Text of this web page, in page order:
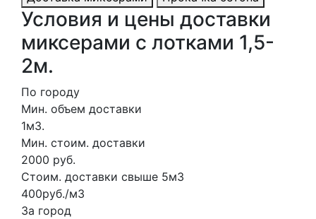
Условия и цены доставки
миксерами с лотками 1,5-
2м.
По городу
Мин. объем доставки
1м3.
Мин. стоим. доставки
2000 руб.
Стоим. доставки свыше 5м3
400руб./м3
За город